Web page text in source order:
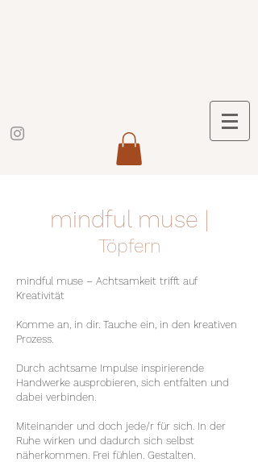
mindful muse |
Töpfern
mindful muse – Achtsamkeit trifft auf
Kreativität
Komme an, in dir. Tauche ein, in den kreativen
Prozess.
Durch achtsame Impulse inspirierende
Handwerke ausprobieren, sich entfalten und
dabei verbinden.
Miteinander und doch jede/r für sich. In der
Ruhe wirken und dadurch sich selbst
näherkommen. Frei fühlen. Gestalten.